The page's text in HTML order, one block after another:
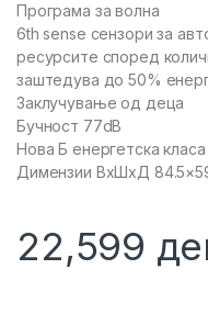
Програма за волна
6th sense сензори за
ресурсите според
заштедува до 50%
Заклучување од деца
Бучност 77dB
Нова Б енергетска класа
Димензии ВxШxД
22,599